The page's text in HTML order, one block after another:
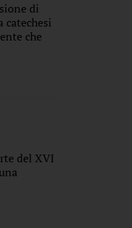
di
che
del XVI